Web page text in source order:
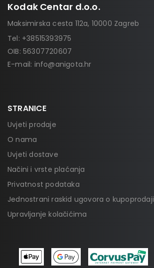
Kodak Centar d.o.o.
Maksimirska cesta 112a, 10000 Zagreb
Tel: +38515393975
OIB: 56307720607
E-mail: info@anigota.hr
STRANICE
Uvjeti prodaje
O nama
Uvjeti dostave
Načini i vrste plaćanja
Privatnost podataka
Jednostrani raskid ugovora o kupoprodaji
Upravljanje kolačićima